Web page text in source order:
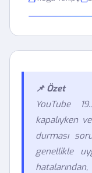
📌 Özet
YouTube
kapalıyken
durması
genellikle